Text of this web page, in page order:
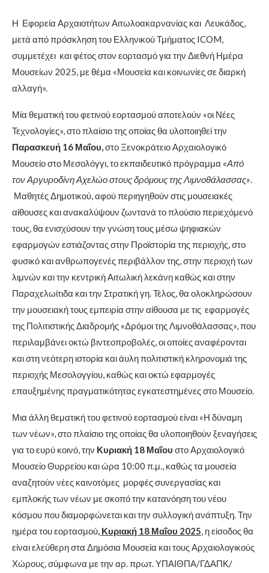
Η Εφορεία Αρχαιοτήτων Αιτωλοακαρνανίας και Λευκάδος,
μετά από πρόσκληση του Ελληνικού Τμήματος ICOM,
συμμετέχει και φέτος στον εορτασμό για την Διεθνή Ημέρα
Μουσείων 2025, με θέμα «Μουσεία και κοινωνίες σε διαρκή
αλλαγή».
Μία θεματική του φετινού εορτασμού αποτελούν «οι Νέες
Τεχνολογίες», στο πλαίσιο της οποίας θα υλοποιηθεί την
Παρασκευή 16 Μαΐου,στο Ξενοκράτειο Αρχαιολογικό
Μουσείο στο Μεσολόγγι, το εκπαιδευτικό πρόγραμμα «Από
τον Αργυροδίνη Αχελώο στους δρόμους της Λιμνοθάλασσας».
Μαθητές Δημοτικού, αφού περιηγηθούν στις μουσειακές
αίθουσες και ανακαλύψουν ζωντανά το πλούσιο περιεχόμενό
τους, θα ενισχύσουν την γνώση τους μέσω ψηφιακών
εφαρμογών εστιάζοντας στην Προϊστορία της περιοχής, στο
φυσικό και ανθρωπογενές περιβάλλον της, στην περιοχή των
λιμνών και την κεντρική Αιτωλική λεκάνη καθώς και στην
Παραχελωίτιδα και την Στρατική γη. Τέλος, θα ολοκληρώσουν
την μουσειακή τους εμπειρία στην αίθουσα με τις εφαρμογές
της Πολιτιστικής Διαδρομής «Δρόμοι της Λιμνοθάλασσας», που
περιλαμβάνει οκτώ βιντεοπροβολές, οι οποίες αναφέρονται
και στη νεότερη ιστορία και άυλη πολιτιστική κληρονομιά της
περιοχής Μεσολογγίου, καθώς και οκτώ εφαρμογές
επαυξημένης πραγματικότητας εγκατεστημένες στο Μουσείο.
Μια άλλη θεματική του φετινού εορτασμού είναι «Η δύναμη
των νέων», στο πλαίσιο της οποίας θα υλοποιηθούν ξεναγήσεις
για το ευρύ κοινό, την Κυριακή 18 Μαΐου στο Αρχαιολογικό
Μουσείο Θυρρείου και ώρα 10:00 π.μ., καθώς τα μουσεία
αναζητούν νέες καινοτόμες μορφές συνεργασίας και
εμπλοκής των νέων με σκοπό την κατανόηση του νέου
κόσμου που διαμορφώνεται και την συλλογική ανάπτυξη. Την
ημέρα του εορτασμού, Κυριακή 18 Μαΐου 2025, η είσοδος θα
είναι ελεύθερη στα Δημόσια Μουσεία και τους Αρχαιολογικούς
Χώρους, σύμφωνα με την αρ. πρωτ. ΥΠΑΙΘΠΑ/ΓΔΑΠΚ/